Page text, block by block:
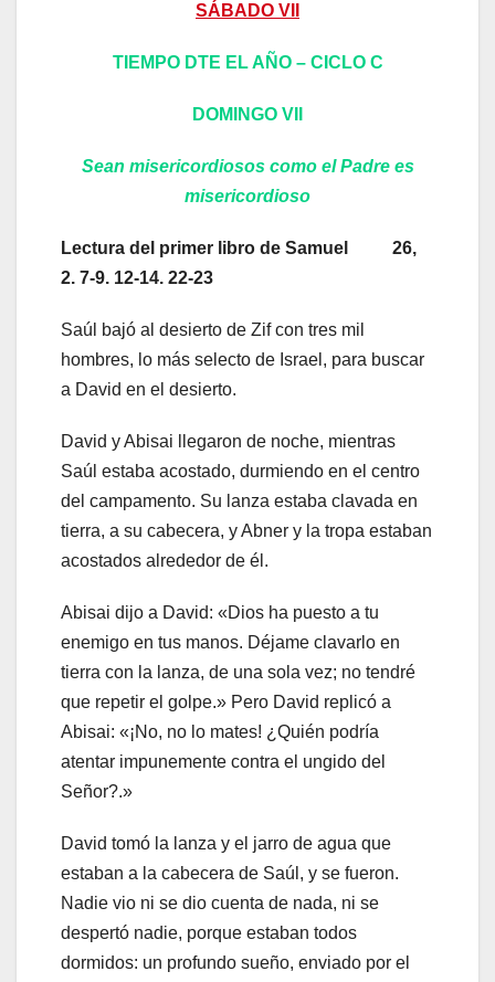
SÁBADO VII
TIEMPO DTE EL AÑO – CICLO C
DOMINGO VII
Sean misericordiosos como el Padre es
misericordioso
Lectura del primer libro de Samuel 26,
2. 7-9. 12-14. 22-23
Saúl bajó al desierto de Zif con tres mil
hombres, lo más selecto de Israel, para buscar
a David en el desierto.
David y Abisai llegaron de noche, mientras
Saúl estaba acostado, durmiendo en el centro
del campamento. Su lanza estaba clavada en
tierra, a su cabecera, y Abner y la tropa estaban
acostados alrededor de él.
Abisai dijo a David: «Dios ha puesto a tu
enemigo en tus manos. Déjame clavarlo en
tierra con la lanza, de una sola vez; no tendré
que repetir el golpe.» Pero David replicó a
Abisai: «¡No, no lo mates! ¿Quién podría
atentar impunemente contra el ungido del
Señor?.»
David tomó la lanza y el jarro de agua que
estaban a la cabecera de Saúl, y se fueron.
Nadie vio ni se dio cuenta de nada, ni se
despertó nadie, porque estaban todos
dormidos: un profundo sueño, enviado por el